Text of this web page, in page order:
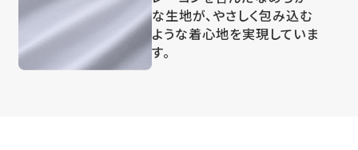
な生地が、やさしく包み込む
ような着心地を実現していま
す。